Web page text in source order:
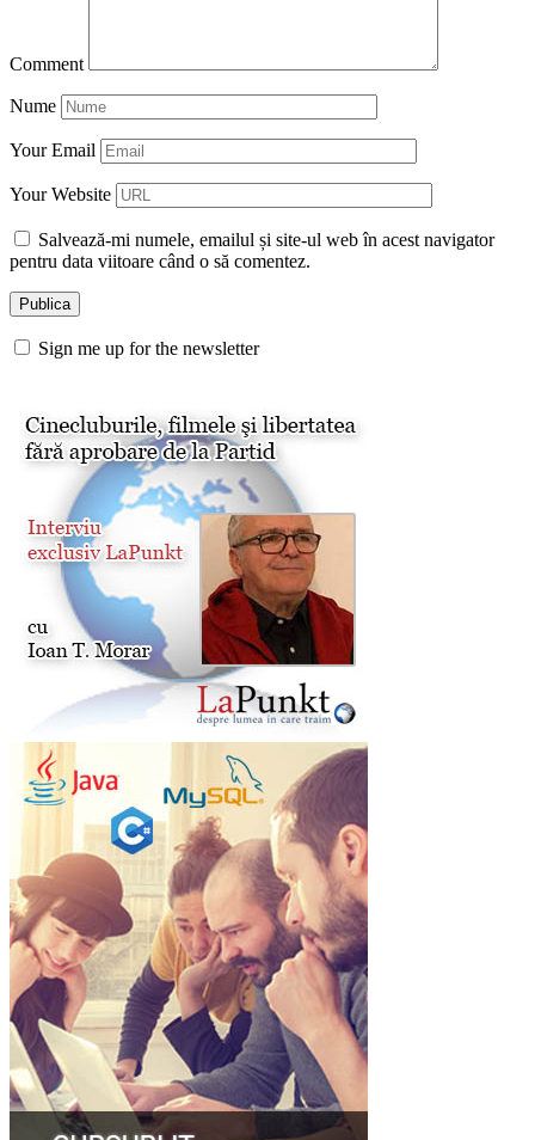
Comment
Nume
Your Email
Your Website
Salvează-mi numele, emailul și site-ul web în acest navigator
pentru data viitoare când o să comentez.
Sign me up for the newsletter